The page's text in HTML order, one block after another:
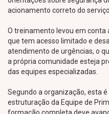
acionamento correto do
O treinamento levou em conta
que tem acesso limitado e
atendimento de urgências, o
a própria comunidade esteja
das equipes especializadas.
Segundo a organização, esta
estruturação da Equipe de